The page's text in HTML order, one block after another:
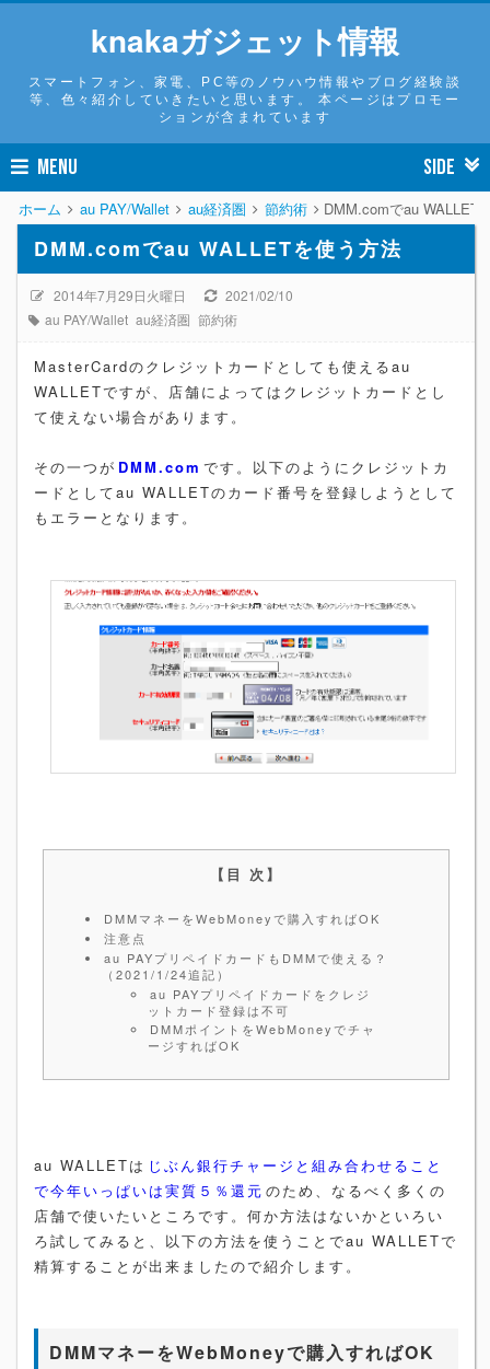
knakaガジェット情報
スマートフォン、家電、PC等のノウハウ情報やブログ経験談
等、色々紹介していきたいと思います。 本ページはプロモー
ションが含まれています
MENU SIDE
ホーム au PAY/Wallet au経済圏 節約術 DMM.comでau WALLET
DMM.comでau WALLETを使う方法
2014年7月29日火曜日
2021/02/10
au PAY/Wallet au経済圏 節約術
MasterCardのクレジットカードとしても使えるau
WALLETですが、店舗によってはクレジットカードとし
て使えない場合があります。
その一つが DMM.com です。以下のようにクレジットカ
ードとしてau WALLETのカード番号を登録しようとして
もエラーとなります。
DMMマネーをWebMoneyで購入すればOK
注意点
au PAYプリペイドカードもDMMで使える？
（2021/1/24追記）
au PAYプリペイドカードをクレジ
ットカード登録は不可
DMMポイントをWebMoneyでチャ
ージすればOK
au WALLETは じぶん銀行チャージと組み合わせること
で今年いっぱいは実質５％還元 のため、なるべく多くの
店舗で使いたいところです。何か方法はないかといろい
ろ試してみると、以下の方法を使うことでau WALLETで
精算することが出来ましたので紹介します。
DMMマネーをWebMoneyで購入すればOK